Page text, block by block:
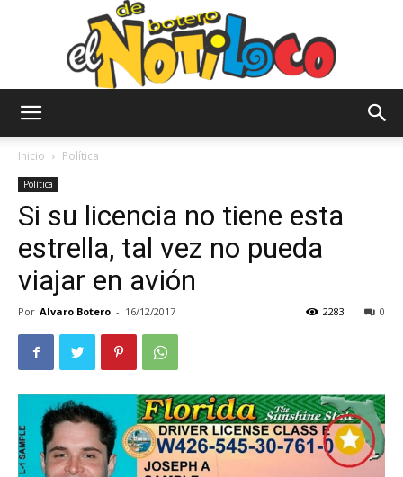
Notiloco
Inicio Política
Política
Si su licencia no tiene esta
estrella, tal vez no pueda
viajar en avión
Por Alvaro Botero - 16/12/2017 0
2283